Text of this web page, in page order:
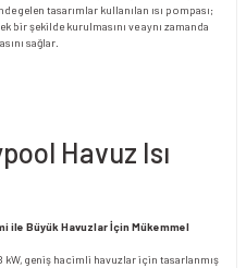
gelen tasarımlar kullanılan ısı pompası;
bir şekilde kurulmasını ve aynı zamanda
sağlar.
Havuz Isı
ile Büyük Havuzlar İçin Mükemmel
kW, geniş hacimli havuzlar için tasarlanmış